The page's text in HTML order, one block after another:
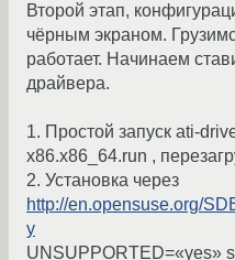
Второй этап,
чёрным экраном.
работает. Начинаем
драйвера.
1. Простой запуск ati-
x86.x86_64.run ,
2. Установка через
http://en.opensuse.org/
y
UNSUPPORTED=«yes»